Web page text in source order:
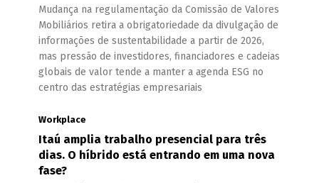
Mudança na regulamentação da Comissão de Valores
Mobiliários retira a obrigatoriedade da divulgação de
informações de sustentabilidade a partir de 2026,
mas pressão de investidores, financiadores e cadeias
globais de valor tende a manter a agenda ESG no
centro das estratégias empresariais
Workplace
Itaú amplia trabalho presencial para três
dias. O híbrido está entrando em uma nova
fase?